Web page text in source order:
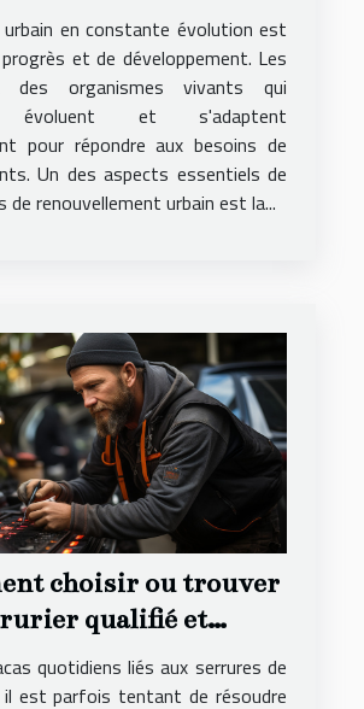
urbain
urbain en constante évolution est
et de développement. Les
des organismes vivants qui
évoluent et s'adaptent
pour répondre aux besoins de
Un des aspects essentiels de
de renouvellement urbain est la...
choisir ou trouver
qualifié et
?
quotidiens liés aux serrures de
est parfois tentant de résoudre